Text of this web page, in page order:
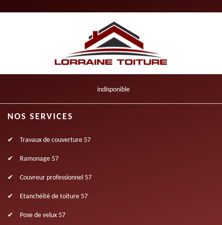
indisponible
NOS SERVICES
Travaux de couverture 57
Ramonage 57
Couvreur professionnel 57
Etanchéité de toiture 57
Pose de velux 57